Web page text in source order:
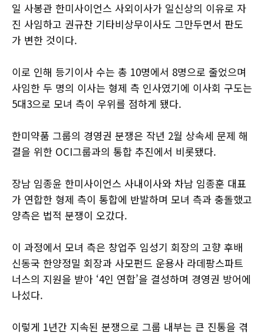
일 사봉관 한미사이언스 사외이사가 일신상의 이유로 자
진 사임하고 권규찬 기타비상무이사도 그만두면서 판도
가 변한 것이다.
이로 인해 등기이사 수는 총 10명에서 8명으로 줄었으며
사임한 두 명의 이사는 형제 측 인사였기에 이사회 구도는
5대3으로 모녀 측이 우위를 점하게 됐다.
한미약품 그룹의 경영권 분쟁은 작년 2월 상속세 문제 해
결을 위한 OCI그룹과의 통합 추진에서 비롯됐다.
장남 임종윤 한미사이언스 사내이사와 차남 임종훈 대표
가 연합한 형제 측이 통합에 반발하며 모녀 측과 충돌했고
양측은 법적 분쟁이 오갔다.
이 과정에서 모녀 측은 창업주 임성기 회장의 고향 후배
신동국 한양정밀 회장과 사모펀드 운용사 라데팡스파트
너스의 지원을 받아 ‘4인 연합’을 결성하며 경영권 방어에
나섰다.
이렇게 1년간 지속된 분쟁으로 그룹 내부는 큰 진통을 겪